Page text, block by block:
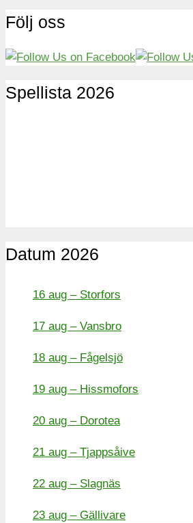
Följ oss
Spellista 2026
Datum 2026
16 aug – Storfors
17 aug – Vansbro
18 aug – Fågelsjö
19 aug – Hissmofors
20 aug – Dorotea
21 aug – Tjappsåive
22 aug – Slagnäs
23 aug – Gällivare